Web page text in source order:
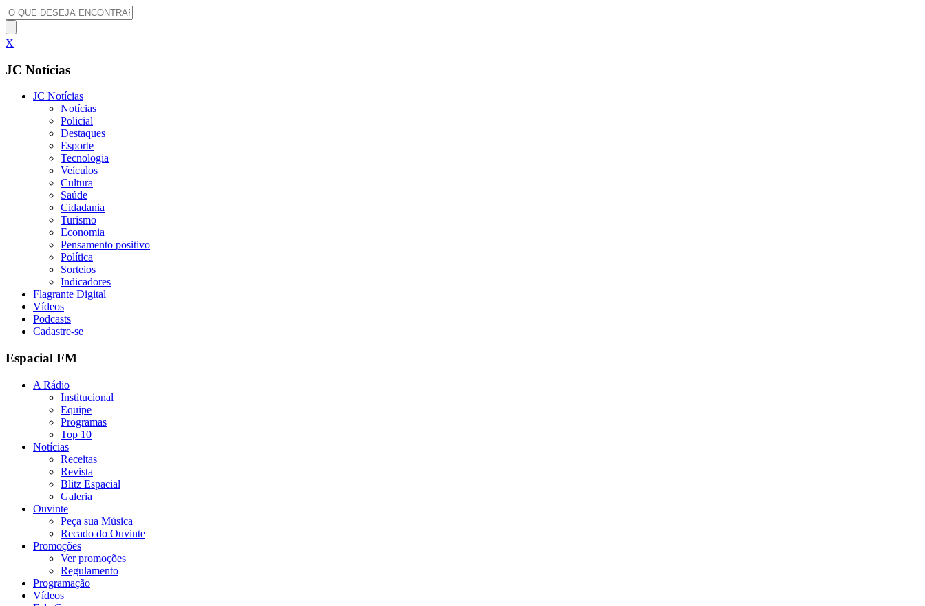
X
JC Notícias
JC Notícias
Notícias
Policial
Destaques
Esporte
Tecnologia
Veículos
Cultura
Saúde
Cidadania
Turismo
Economia
Pensamento positivo
Política
Sorteios
Indicadores
Flagrante Digital
Vídeos
Podcasts
Cadastre-se
Espacial FM
A Rádio
Institucional
Equipe
Programas
Top 10
Notícias
Receitas
Revista
Blitz Espacial
Galeria
Ouvinte
Peça sua Música
Recado do Ouvinte
Promoções
Ver promoções
Regulamento
Programação
Vídeos